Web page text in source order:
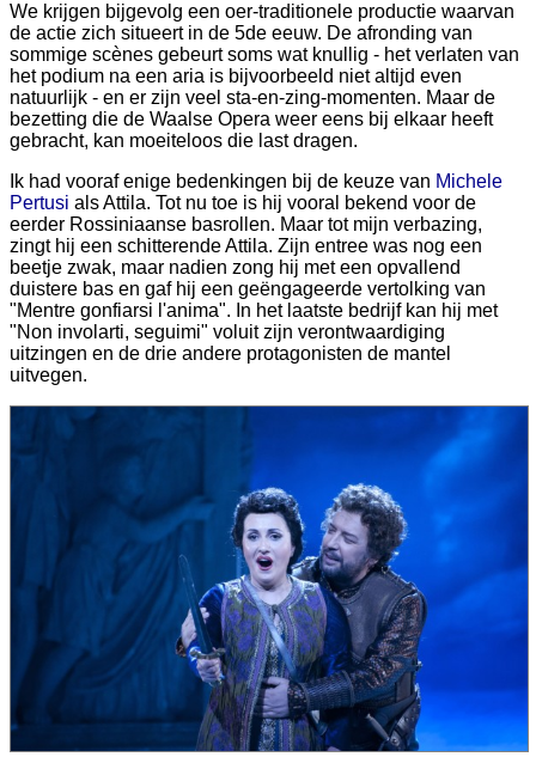
We krijgen bijgevolg een oer-traditionele productie waarvan
de actie zich situeert in de 5de eeuw. De afronding van
sommige scènes gebeurt soms wat knullig - het verlaten van
het podium na een aria is bijvoorbeeld niet altijd even
natuurlijk - en er zijn veel sta-en-zing-momenten. Maar de
bezetting die de Waalse Opera weer eens bij elkaar heeft
gebracht, kan moeiteloos die last dragen.
Ik had vooraf enige bedenkingen bij de keuze van Michele
Pertusi als Attila. Tot nu toe is hij vooral bekend voor de
eerder Rossiniaanse basrollen. Maar tot mijn verbazing,
zingt hij een schitterende Attila. Zijn entree was nog een
beetje zwak, maar nadien zong hij met een opvallend
duistere bas en gaf hij een geëngageerde vertolking van
"Mentre gonfiarsi l'anima". In het laatste bedrijf kan hij met
"Non involarti, seguimi" voluit zijn verontwaardiging
uitzingen en de drie andere protagonisten de mantel
uitvegen.